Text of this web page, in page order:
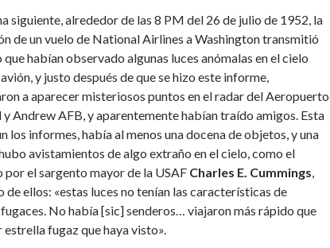
siguiente, alrededor de las 8 PM del 26 de julio de 1952, la
de un vuelo de National Airlines a Washington transmitió
habían observado algunas luces anómalas en el cielo
y justo después de que se hizo este informe,
a aparecer misteriosos puntos en el radar del Aeropuerto
Andrew AFB, y aparentemente habían traído amigos. Esta
los informes, había al menos una docena de objetos, y una
avistamientos de algo extraño en el cielo, como el
por el sargento mayor de la USAF Charles E. Cummings,
de ellos: «estas luces no tenían las características de
No había [sic] senderos… viajaron más rápido que
estrella fugaz que haya visto».